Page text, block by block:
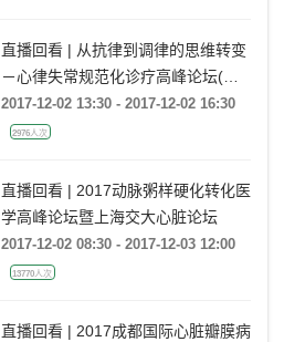
直播回看 | 从抗律到调律的思维转变
－心律失常规范化诊疗高峰论坛(上
海站)
2017-12-02 13:30 - 2017-12-02 16:30
2976人次
直播回看 | 2017动脉粥样硬化转化医
学高峰论坛暨上海交大心脏论坛
2017-12-02 08:30 - 2017-12-03 12:00
13770人次
直播回看 | 2017成都国际心脏瓣膜病